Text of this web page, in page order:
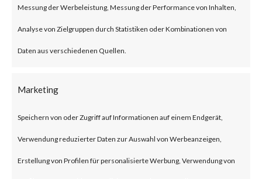
Messung der Werbeleistung, Messung der Performance von Inhalten,
Analyse von Zielgruppen durch Statistiken oder Kombinationen von
Daten aus verschiedenen Quellen.
Marketing
Speichern von oder Zugriff auf Informationen auf einem Endgerät,
Verwendung reduzierter Daten zur Auswahl von Werbeanzeigen,
Erstellung von Profilen für personalisierte Werbung, Verwendung von
the operating system and
traditional OS-based security
solutions start.Also, BlackLotus
advertised and sold in
underground forums as such use
of BlackLotus will likely increase
in attacks.What is BlackLotus?